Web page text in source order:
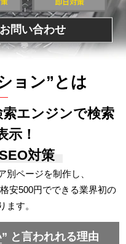
問い合わせ
ョン”とは
エンジンで検索
示！
対策
別ページを制作し、
安500円でできる業界初の
ます。
” と言われれる理由